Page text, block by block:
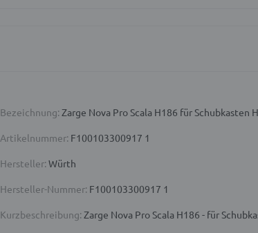
Bezeichnung: Zarge Nova Pro Scala H186 für Schubkasten
Artikelnummer: F100103300917 1
Hersteller: Würth
Hersteller-Nummer: F100103300917 1
Kurzbeschreibung: Zarge Nova Pro Scala H186 - für